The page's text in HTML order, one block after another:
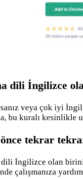
dili İngilizce
veya çok iyi
bu kuralı kesinlikle
önce tekrar
İngilizce olan
çalışmanıza